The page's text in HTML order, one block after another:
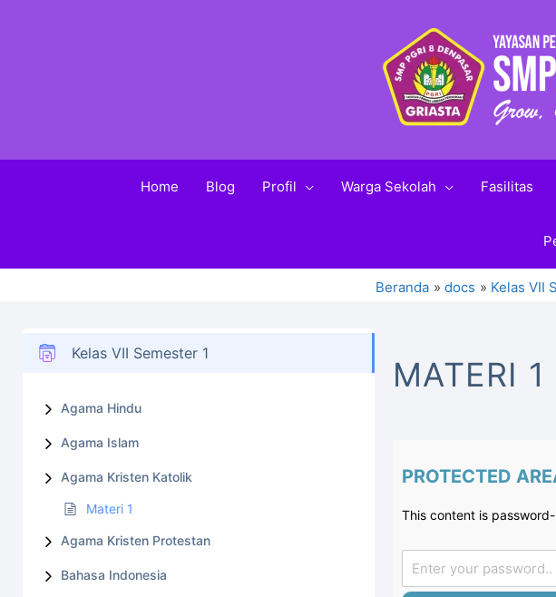
Home Blog Profil Warga Sekolah Fasilitas
Beranda docs Kelas VII
Kelas VII Semester 1
Agama Hindu
Agama Islam
Agama Kristen Katolik
Materi 1
Agama Kristen Protestan
Bahasa Indonesia
MATERI 1
PROTECTED
This content is